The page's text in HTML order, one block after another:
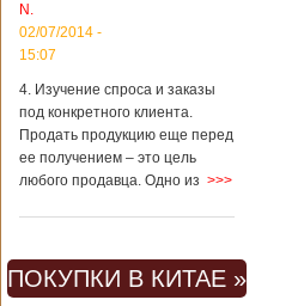
N.
02/07/2014 -
15:07
4. Изучение спроса и заказы
под конкретного клиента.
Продать продукцию еще перед
ее получением – это цель
любого продавца. Одно из >>>
ПОКУПКИ В КИТАЕ »